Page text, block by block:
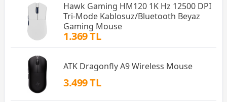
Hawk Gaming HM120 1K Hz 12500 DPI
Tri-Mode Kablosuz/Bluetooth Beyaz
Gaming Mouse
1.369 TL
ATK Dragonfly A9 Wireless Mouse
3.499 TL